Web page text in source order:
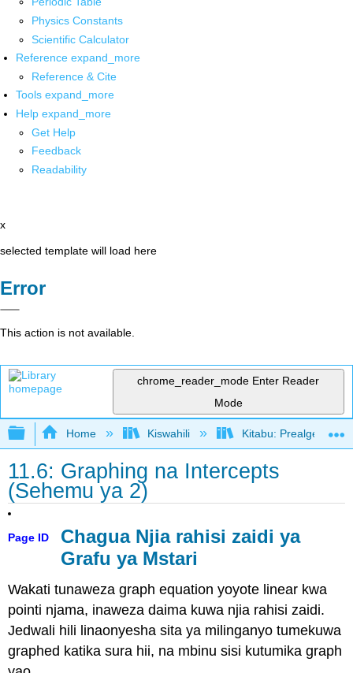
Physics Constants
Scientific Calculator
Reference expand_more
Reference & Cite
Tools expand_more
Help expand_more
Get Help
Feedback
Readability
x
selected template will load here
Error
This action is not available.
chrome_reader_mode Enter Reader
Mode
Expand/collapse global hierarchy
Home Kiswahili Kitabu: Prealgebra
11.6: Graphing na Intercepts
(Sehemu ya 2)
Page ID
Chagua Njia rahisi zaidi ya
Grafu ya Mstari
Wakati tunaweza graph equation yoyote linear kwa
pointi njama, inaweza daima kuwa njia rahisi zaidi.
Jedwali hili linaonyesha sita ya milinganyo tumekuwa
graphed katika sura hii, na mbinu sisi kutumika graph